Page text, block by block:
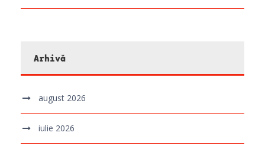
Arhivă
august 2026
iulie 2026